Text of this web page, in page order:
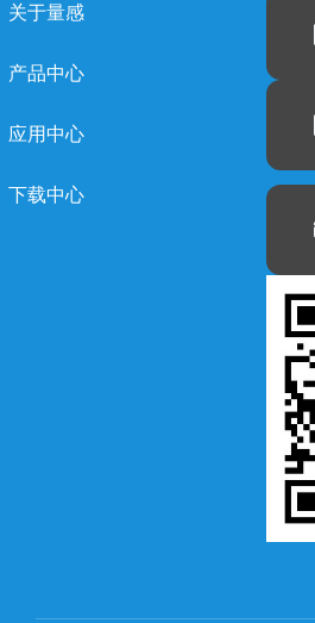
关于量感
产品中心
应用中心
下载中心